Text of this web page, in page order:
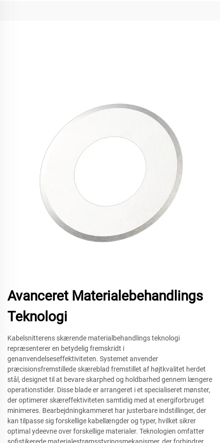
Avanceret Materialebehandlings
Teknologi
Kabelsnitterens skærende materialbehandlings teknologi
repræsenterer en betydelig fremskridt i
genanvendelseseffektiviteten. Systemet anvender
præcisionsfremstillede skæreblad fremstillet af højtkvalitet herdet
stål, designet til at bevare skarphed og holdbarhed gennem længere
operationstider. Disse blade er arrangeret i et specialiseret mønster,
der optimerer skæreffektiviteten samtidig med at energiforbruget
minimeres. Bearbejdningkammeret har justerbare indstillinger, der
kan tilpasse sig forskellige kabellængder og typer, hvilket sikrer
optimal ydeevne over forskellige materialer. Teknologien omfatter